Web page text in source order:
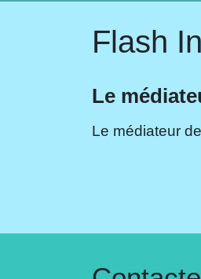
Flash
Le
Le médiateur